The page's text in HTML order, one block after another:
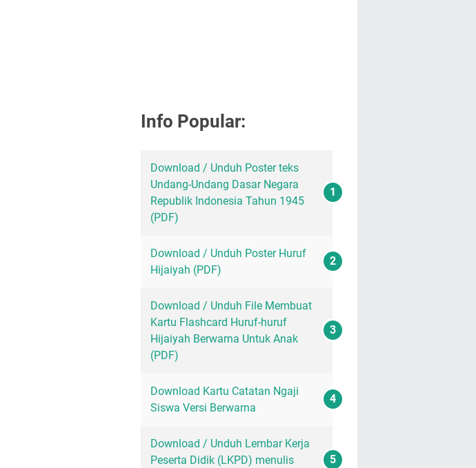
Info Popular:
Download / Unduh Poster teks
Undang-Undang Dasar Negara
Republik Indonesia Tahun 1945
(PDF)
Download / Unduh Poster Huruf
Hijaiyah (PDF)
Download / Unduh File Membuat
Kartu Flashcard Huruf-huruf
Hijaiyah Berwarna Untuk Anak
(PDF)
Download Kartu Catatan Ngaji
Siswa Versi Berwarna
Download / Unduh Lembar Kerja
Peserta Didik (LKPD) menulis